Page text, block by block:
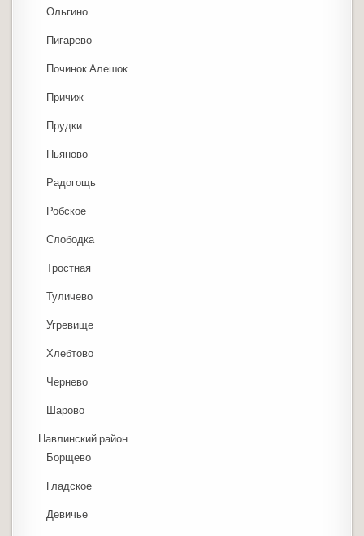
Ольгино
Пигарево
Починок Алешок
Причиж
Прудки
Пьяново
Радогощь
Робское
Слободка
Тростная
Туличево
Угревище
Хлебтово
Чернево
Шарово
Навлинский район
Борщево
Гладское
Девичье